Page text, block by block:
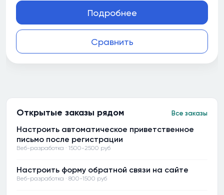
Сравнить
Подробнее
Открытые заказы рядом Все заказы
Настроить автоматическое приветственное
письмо после регистрации
Веб-разработка · 1500-2500 руб
Настроить форму обратной связи на сайте
Веб-разработка · 800-1500 руб